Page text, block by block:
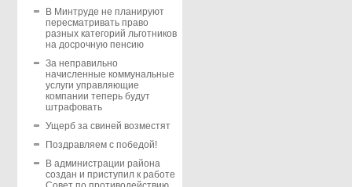
В Минтруде не планируют
пересматривать право
разных категорий льготников
на досрочную пенсию
За неправильно
начисленные коммунальные
услуги управляющие
компании теперь будут
штрафовать
Ущерб за свиней возместят
Поздравляем с победой!
В администрации района
создан и приступил к работе